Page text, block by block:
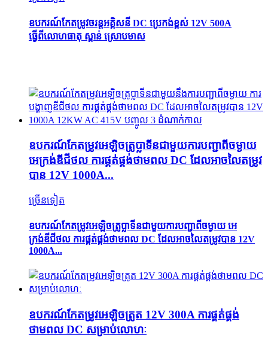
ឧបករណ៍កែតម្រូវចរន្តអគ្គិសនី DC ប្រេកង់ខ្ពស់ 12V 500A
ធ្វើពីលោហធាតុ ស្ពាន់ ស្រោបមាស
ឧបករណ៍កែតម្រូវអេឡិចត្រូប្លាទីនជាមួយការបញ្ជាពីចម្ងាយ
អេក្រង់ឌីជីថល ការផ្គត់ផ្គង់ថាមពល DC ដែលអាចលៃតម្រូវ
បាន 12V 1000A...
ច្រើនទៀត
ឧបករណ៍កែតម្រូវអេឡិចត្រូប្លាទីនជាមួយការបញ្ជាពីចម្ងាយ អេ
ក្រង់ឌីជីថល ការផ្គត់ផ្គង់ថាមពល DC ដែលអាចលៃតម្រូវបាន 12V
1000A...
ឧបករណ៍កែតម្រូវអេឡិចត្រូត 12V 300A ការផ្គត់ផ្គង់
ថាមពល DC សម្រាប់លោហៈ